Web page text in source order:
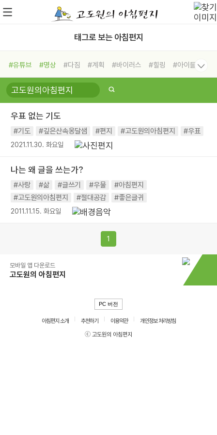
태그로 보는 아침편지
#유튜브 #명상 #다짐 #계획 #바이러스 #힐링
#아이들
#비전캠프
#독서캠프 #삶
#희망
#나눔 #친구 #링컨학교
#독서
#건강 #면역력
우표 없는 기도
#기도 #깊은산속옹달샘 #편지 #고도원의아침편지 #우표
2021.11.30. 화요일
나는 왜 글을 쓰는가?
#사랑 #삶 #글쓰기 #우물
#아침편지
#고도원의아침편지
#절대공감 #좋은글귀
2011.11.15. 화요일
1
모바일 앱 다운로드
고도원의 아침편지
PC 버전
아침편지 소개 추천하기 이용약관
개인정보 처리방침
ⓒ 고도원의 아침편지